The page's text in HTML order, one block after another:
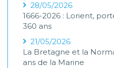
28/05/2026
1666-2026 : Lorient,
360 ans
21/05/2026
La Bretagne et la
ans de la Marine